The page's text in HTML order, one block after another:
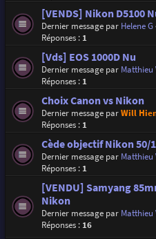
[VENDS] Nikon D5100
Dernier message par Helene G
Réponses : 1
[Vds] EOS 1000D Nu
Dernier message par Matthieu
Réponses : 1
Choix Canon vs Nikon
Dernier message parWill
Réponses : 1
Cède objectif Nikon 50/
Dernier message par Matthieu
Réponses : 1
[VENDU] Samyang
Nikon
Dernier message par Matthieu
Réponses : 16